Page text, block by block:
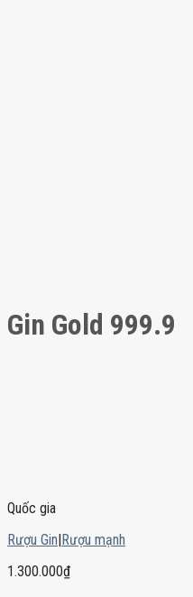
Gin Gold 999.9
Quốc gia
Rượu Gin|Rượu mạnh
1.300.000₫